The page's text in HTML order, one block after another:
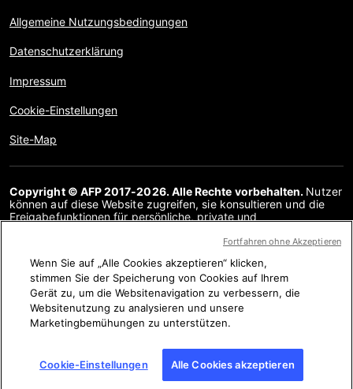
Allgemeine Nutzungsbedingungen
Datenschutzerklärung
Impressum
Cookie-Einstellungen
Site-Map
Copyright © AFP 2017-2026. Alle Rechte vorbehalten. Nutzer
können auf diese Website zugreifen, sie konsultieren und die
Freigabefunktionen für persönliche, private und
insbesondere jegliche Vervielfältigung, Kommunikation mit der
oder teilweise, für einen anderen Zweck und/oder auf andere
Weise, ist ohne eine spezielle Lizenzvereinbarung mit AFP
streng verboten. Die in den Faktenchecks analysierten Themen
werden nur in soweit dargestellt oder verlinkt, als dies für ein
angemessenes Verständnis der Überprüfung der betreffenden
Informationen erforderlich ist. AFP besitzt keine Lizenz für sie
Wenn Sie auf „Alle Cookies akzeptieren“ klicken,
stimmen Sie der Speicherung von Cookies auf Ihrem
Gerät zu, um die Websitenavigation zu verbessern, die
Websitenutzung zu analysieren und unsere
Marketingbemühungen zu unterstützen.
Cookie-Einstellungen Alle Cookies akzeptieren
Fortfahren ohne Akzeptieren